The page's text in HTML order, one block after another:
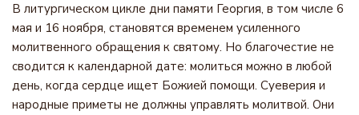
В литургическом цикле дни памяти Георгия, в том числе 6
мая и 16 ноября, становятся временем усиленного
молитвенного обращения к святому. Но благочестие не
сводится к календарной дате: молиться можно в любой
день, когда сердце ищет Божией помощи. Суеверия и
народные приметы не должны управлять молитвой. Они